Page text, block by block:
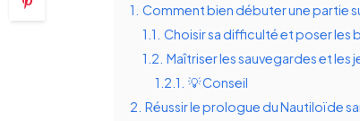
1. Comment bien débuter une partie
1.1. Choisir sa difficulté et poser les
1.2. Maîtriser les sauvegardes et
1.2.1. 💡 Conseil
2. Réussir le prologue du Nautiloïde